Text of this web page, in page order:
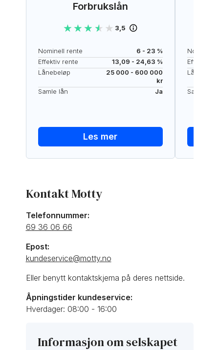
Forbrukslån
★★★★★
★★★★★ 3,5
Nominell rente
6 - 23 %
Effektiv rente
13,09 - 24,63 %
Lånebeløp
25 000 - 600 000
kr
Samle lån
Ja
Les mer
Nominell
Effektiv
Lånebeløp
Samle lån
Kontakt Motty
Telefonnummer:
69 36 06 66
Epost:
kundeservice@motty.no
Eller benytt kontaktskjema på deres nettside.
Åpningstider kundeservice:
Hverdager: 08:00 - 16:00
Informasjon om selskapet